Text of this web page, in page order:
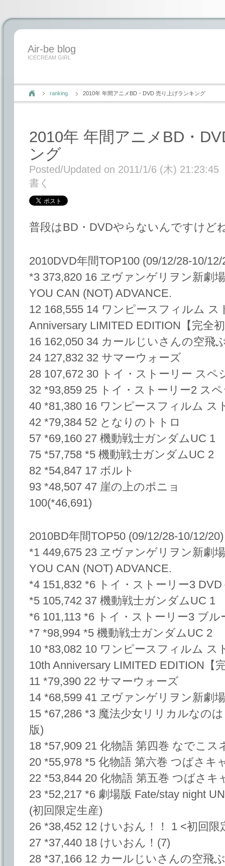
Air-be blog
ICECREAM GIRL
ranking 2010年 年間アニメBD・DVD 売り上げランキング
2010年 年間アニメBD・
ング
Posted/Updated on 2011/1/6 (木) 21:23:45
書く
普段はBD・DVDやらないんですけど
2010DVD年間TOP100 (09/12/28-10/12/
*3 373,820 16 ヱヴァンゲリヲン新劇
YOU CAN (NOT) ADVANCE.
12 168,555 14 ワンピースフィルム
Anniversary LIMITED EDITION【完全
16 162,050 34 カールじいさんの空飛
24 127,832 32 サマーウォーズ
28 107,672 30 トイ・ストーリー ス
32 *93,859 25 トイ・ストーリー2 ス
40 *81,380 16 ワンピースフィルム ス
42 *79,384 52 となりのトトロ
57 *69,160 27 機動戦士ガンダムUC 1
75 *57,758 *5 機動戦士ガンダムUC 2
82 *54,847 17 ボルト
93 *48,507 47 崖の上のポニョ
100(*46,691)
2010BD年間TOP50 (09/12/28-10/12/20)
*1 449,675 23 ヱヴァンゲリヲン新劇
YOU CAN (NOT) ADVANCE.
*4 151,832 *6 トイ・ストーリー3
*5 105,742 37 機動戦士ガンダムUC 1
*6 101,113 *6 トイ・ストーリー3 ブ
*7 *98,994 *5 機動戦士ガンダムUC 2
10 *83,082 10 ワンピースフィルム ス
10th Anniversary LIMITED EDITION【
11 *79,390 22 サマーウォーズ
14 *68,599 41 ヱヴァンゲリヲン新劇
15 *67,286 *3 魔法少女リリカルなの
版)
18 *57,909 21 化物語 第四巻 なでこス
20 *55,978 *5 化物語 第六巻 つばさキ
22 *53,844 20 化物語 第五巻 つばさキ
23 *52,217 *6 劇場版 Fate/stay night
(初回限定生産)
26 *38,452 12 けいおん！！ 1 <初回限
27 *37,440 18 けいおん！(7)
28 *37,166 12 カールじいさんの空飛